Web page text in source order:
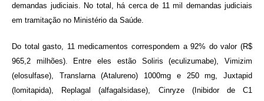
demandas judiciais. No total, há cerca de 11 mil demandas judiciais
em tramitação no Ministério da Saúde.
Do total gasto, 11 medicamentos correspondem a 92% do valor (R$
965,2 milhões). Entre eles estão Soliris (eculizumabe), Vimizim
(elosulfase), Translarna (Atalureno) 1000mg e 250 mg, Juxtapid
(lomitapida), Replagal (alfagalsidase), Cinryze (Inibidor de C1